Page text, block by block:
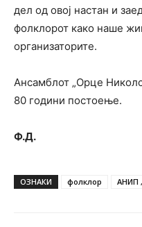
дел од овој настан и
фолклорот како наше
организаторите.
Ансамблот „Орце
80 години постоење.
Ф.Д.
ОЗНАКИ фолклор АНИП